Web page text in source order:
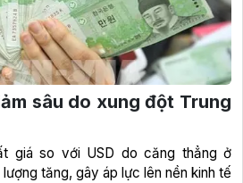
sâu do xung đột Trung
giá so với USD do căng thẳng ở
tăng, gây áp lực lên nền kinh tế